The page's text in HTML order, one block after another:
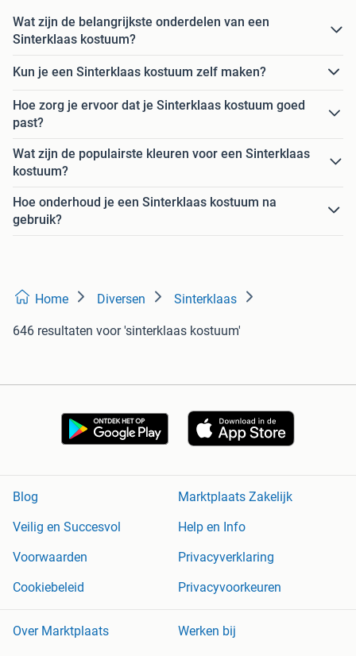
Wat zijn de belangrijkste onderdelen van een
Sinterklaas kostuum?
Kun je een Sinterklaas kostuum zelf maken?
Hoe zorg je ervoor dat je Sinterklaas kostuum goed
past?
Wat zijn de populairste kleuren voor een Sinterklaas
kostuum?
Hoe onderhoud je een Sinterklaas kostuum na
gebruik?
Home Diversen Sinterklaas
646 resultaten voor 'sinterklaas kostuum'
Blog
Marktplaats Zakelijk
Veilig en Succesvol
Help en Info
Voorwaarden
Privacyverklaring
Cookiebeleid
Privacyvoorkeuren
Over Marktplaats
Werken bij